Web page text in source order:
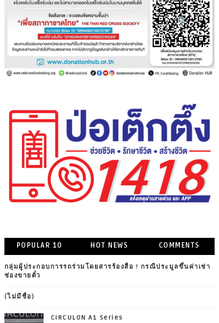
POPULAR 10 HOT NEWS COMMENTS
กลุ่มผู้ประกอบการรถร่วมโดยสารร้องสื่อ ! กรณีประมูลขึ้นค่าเช่า
ช่องขายตั๋ว
(ไม่มีชื่อ)
CIRCULON A1 Series